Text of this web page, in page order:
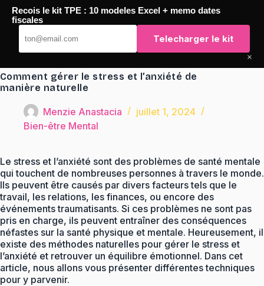
Passer
contenu
TaqTaq
Comment gérer le stress et l’anxiété de
manière naturelle
Menzie Anastacia
juillet 1, 2024
Bien-être Mental
Le stress et l’anxiété sont des problèmes de santé mentale
qui touchent de nombreuses personnes à travers le monde.
Ils peuvent être causés par divers facteurs tels que le
travail, les relations, les finances, ou encore des
événements traumatisants. Si ces problèmes ne sont pas
pris en charge, ils peuvent entraîner des conséquences
néfastes sur la santé physique et mentale. Heureusement, il
existe des méthodes naturelles pour gérer le stress et
l’anxiété et retrouver un équilibre émotionnel. Dans cet
article, nous allons vous présenter différentes techniques
pour y parvenir.
Recois le kit TPE : 10 modeles Excel + memo dates
fiscales
Telecharger le kit
×